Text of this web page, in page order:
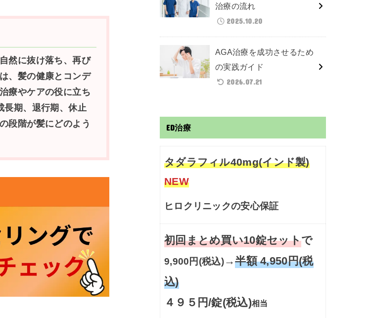
然に抜け落ち、再び
、髪の健康とコンデ
療やケアの役に立ち
期、退行期、休止
段階が髪にどのよう
治療の流れ
2025.10.20
AGA治療を成功させるため
の実践ガイド
2026.07.21
ED治療
タダラフィル40mg(インド製)
NEW
ヒロクリニックの安心保証
初回まとめ買い10錠セットで
9,900円(税込)→半額 4,950円(税
込)
４９５円/錠(税込)相当